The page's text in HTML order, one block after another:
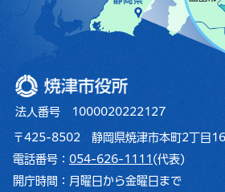
焼津市役所
法人番号 1000020222127
〒425-8502 静岡県焼津市本町2丁目
電話番号： 054-626-1111 (代表)
開庁時間： 月曜日から金曜日まで